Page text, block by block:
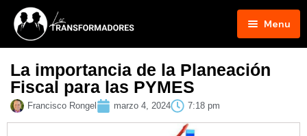
Menu
Podcast
La importancia de la Planeación
Fiscal para las PYMES
Francisco Rongel marzo 4, 2024 7:18 pm